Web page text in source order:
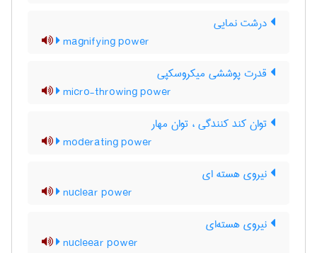
درشت نمایی
magnifying power
قدرت پوششی میکروسکپی
micro-throwing power
توان کند کنندگی ، توان مهار
moderating power
نیروی هسته ای
nuclear power
نیروی هسته‌ای
nucleear power